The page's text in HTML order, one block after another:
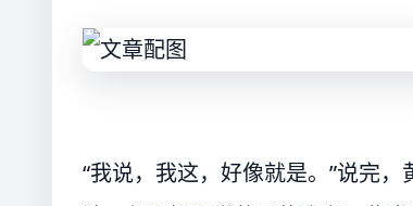
“我说，我这，好像就是。”说完